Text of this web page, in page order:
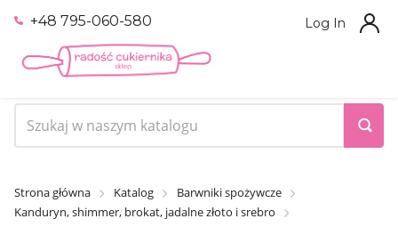
+48 795-060-580 Log In
Strona główna Katalog
Barwniki spożywcze
Kanduryn, shimmer, brokat, jadalne złoto i srebro